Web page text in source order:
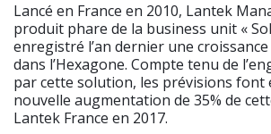
Lancé en France en 2010, Lantek
produit phare de la business unit «
enregistré l’an dernier une croissance
dans l’Hexagone. Compte tenu de
par cette solution, les prévisions font
nouvelle augmentation de 35% de
Lantek France en 2017.